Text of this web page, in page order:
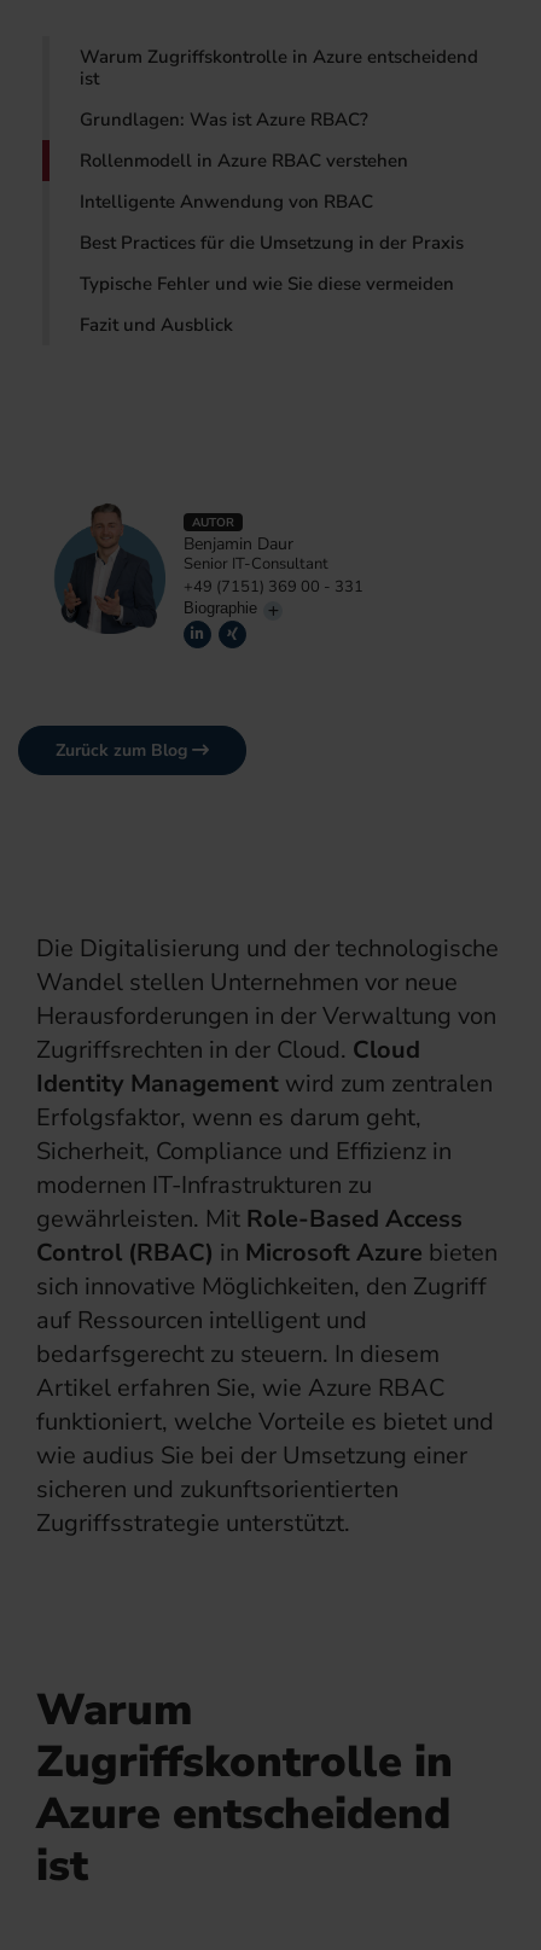
Warum Zugriffskontrolle in Azure entscheidend
ist
Grundlagen: Was ist Azure RBAC?
Rollenmodell in Azure RBAC verstehen
Intelligente Anwendung von RBAC
Best Practices für die Umsetzung in der Praxis
Typische Fehler und wie Sie diese vermeiden
Fazit und Ausblick
AUTOR
Benjamin Daur
Senior IT-Consultant
+49 (7151) 369 00 - 331
Biographie
Zurück zum Blog
Die Digitalisierung und der technologische
Wandel stellen Unternehmen vor neue
Herausforderungen in der Verwaltung von
Zugriffsrechten in der Cloud. Cloud
Identity Management wird zum zentralen
Erfolgsfaktor, wenn es darum geht,
Sicherheit, Compliance und Effizienz in
modernen IT-Infrastrukturen zu
gewährleisten. Mit Role-Based Access
Control (RBAC) in Microsoft Azure bieten
sich innovative Möglichkeiten, den Zugriff
auf Ressourcen intelligent und
bedarfsgerecht zu steuern. In diesem
Artikel erfahren Sie, wie Azure RBAC
funktioniert, welche Vorteile es bietet und
wie audius Sie bei der Umsetzung einer
sicheren und zukunftsorientierten
Zugriffsstrategie unterstützt.
Warum
Zugriffskontrolle in
Azure entscheidend
ist